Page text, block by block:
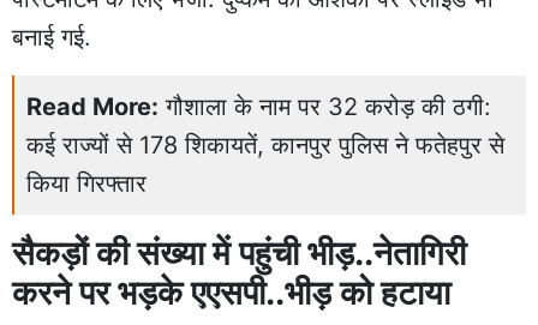
बनाई गई.
Read More: गौशाला के नाम पर 32 करोड़ की ठगी:
कई राज्यों से 178 शिकायतें, कानपुर पुलिस ने फतेहपुर से
किया गिरफ्तार
सैकड़ों की संख्या में पहुंची भीड़..नेतागिरी
करने पर भड़के एएसपी..भीड़ को हटाया